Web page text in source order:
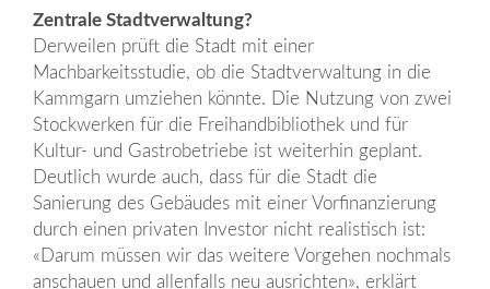
Zentrale Stadtverwaltung?
Derweilen prüft die Stadt mit einer
Machbarkeitsstudie, ob die Stadtverwaltung in die
Kammgarn umziehen könnte. Die Nutzung von zwei
Stockwerken für die Freihandbibliothek und für
Kultur- und Gastrobetriebe ist weiterhin geplant.
Deutlich wurde auch, dass für die Stadt die
Sanierung des Gebäudes mit einer Vorfinanzierung
durch einen privaten Investor nicht realistisch ist:
«Darum müssen wir das weitere Vorgehen nochmals
anschauen und allenfalls neu ausrichten», erklärt